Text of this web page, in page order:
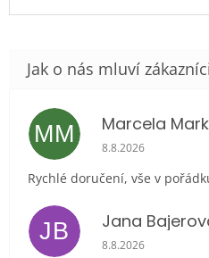
MM Marcela
Hodnocení
8.8.2026
Rychlé doručení, vše v
JB Jana
Hodnocení
8.8.2026